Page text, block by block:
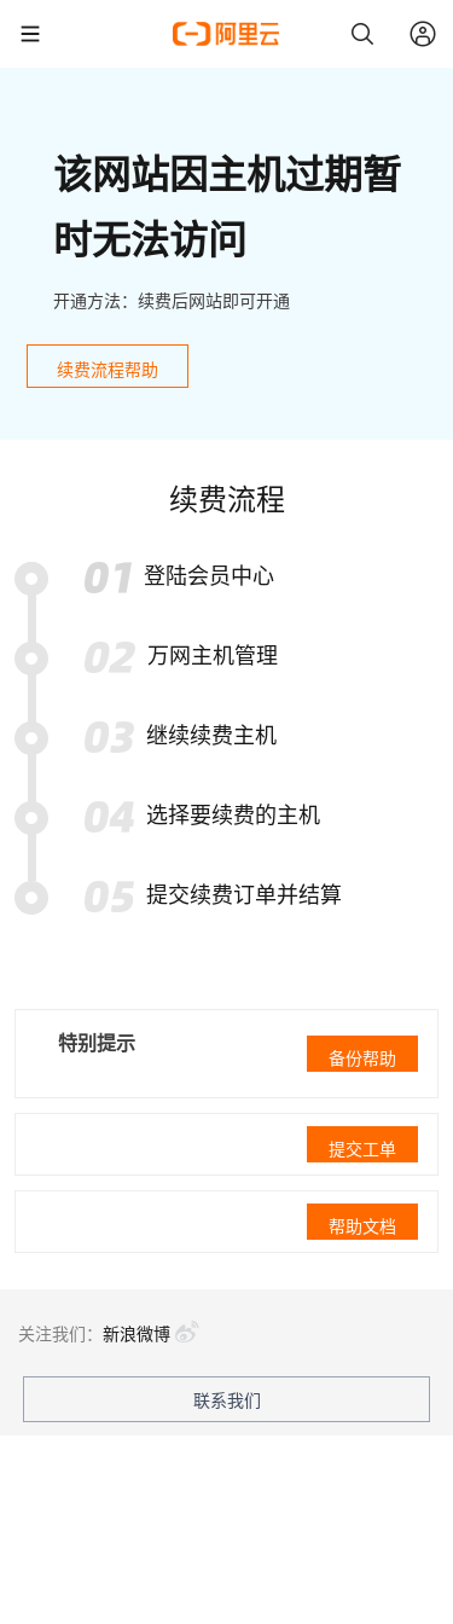
该网站因主机过期暂
时无法访问
开通方法：续费后网站即可开通
续费流程帮助
续费流程
登陆会员中心
万网主机管理
继续续费主机
选择要续费的主机
提交续费订单并结算
特别提示
备份帮助
提交工单
帮助文档